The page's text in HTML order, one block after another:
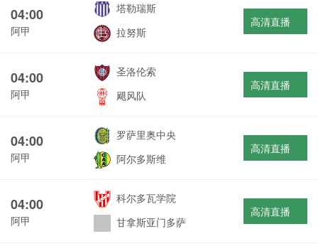
04:00
阿甲
塔勒瑞斯
拉努斯
高清直播
04:00
阿甲
圣洛伦索
飓风队
高清直播
04:00
阿甲
罗萨里奥中央
阿尔多斯维
高清直播
04:00
阿甲
科尔多瓦学院
甘拿斯亚门多萨
高清直播